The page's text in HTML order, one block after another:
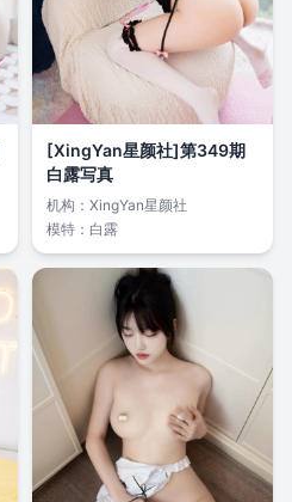
[XingYan星颜社]第349期
白露写真
机构： XingYan星颜社
模特： 白露